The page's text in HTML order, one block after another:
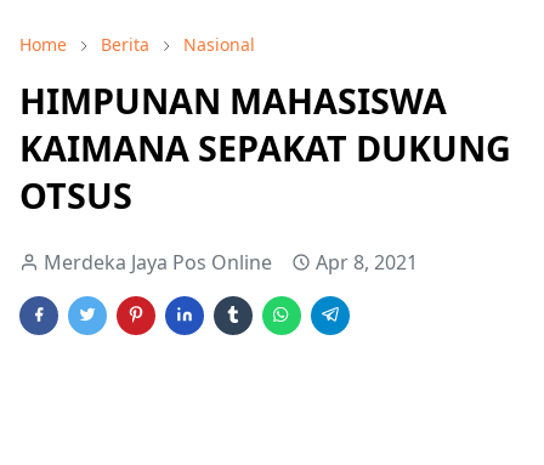
Home Berita Nasional
HIMPUNAN MAHASISWA
KAIMANA SEPAKAT DUKUNG
OTSUS
Merdeka Jaya Pos Online Apr 8, 2021